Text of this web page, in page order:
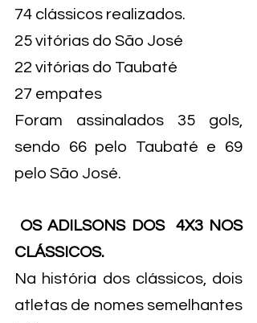
74 clássicos realizados.
25 vitórias do São José
22 vitórias do Taubaté
27 empates
Foram assinalados 35 gols,
sendo 66 pelo Taubaté e 69
pelo São José.
OS ADILSONS DOS  4X3 NOS
CLÁSSICOS.
Na história dos clássicos, dois
atletas de nomes semelhantes